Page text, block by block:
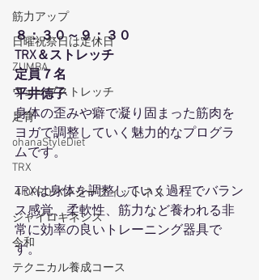
筋力アップ
日曜祝祭日は定休日
ZUMBA
ウェーブストレッチ
足育
ohanaStyleDiet
TRX
４DPROバンジーフィットネス
ジャイロキネシス
令和
テクニカル養成コース
８：３０～９：３０
TRX＆ストレッチ
定員７名
平井徳子
身体の歪みや癖で凝り固まった筋肉を
ヨガで調整していく魅力的なプログラ
ムです。
TRXは身体を調整していく過程でバラン
ス感覚、柔軟性、筋力など養われる非
常に効率の良いトレーニング器具で
す。